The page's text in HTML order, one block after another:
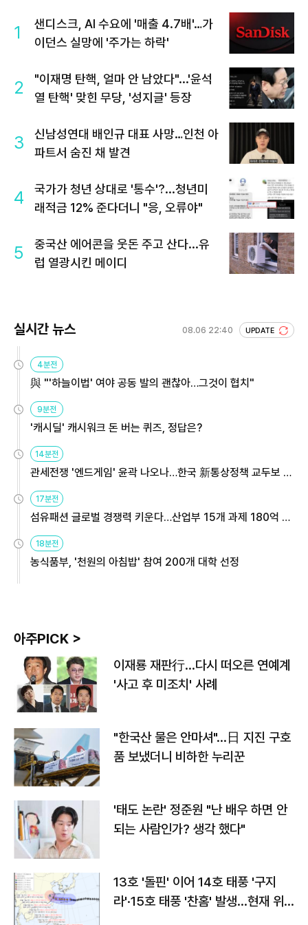
1
샌디스크, AI 수요에 '매출 4.7배'…가
이던스 실망에 '주가는 하락'
2
"이재명 탄핵, 얼마 안 남았다"...'윤석
열 탄핵' 맞힌 무당, '성지글' 등장
3
신남성연대 배인규 대표 사망…인천 아
파트서 숨진 채 발견
4
국가가 청년 상대로 '통수'?...청년미
래적금 12% 준다더니 "응, 오류야"
5
중국산 에어콘을 웃돈 주고 산다...유
럽 열광시킨 메이디
실시간 뉴스 08.06 22:40 UPDATE
4분전
與 "'하늘이법' 여야 공동 발의 괜찮아…그것이 협치"
9분전
'캐시딜' 캐시워크 돈 버는 퀴즈, 정답은?
14분전
관세전쟁 '엔드게임' 윤곽 나오나…한국 新통상정책 교두보 활
용해야
17분전
섬유패션 글로벌 경쟁력 키운다…산업부 15개 과제 180억 지
원
18분전
농식품부, '천원의 아침밥' 참여 200개 대학 선정
아주PICK >
이재룡 재판行…다시 떠오른 연예계
'사고 후 미조치' 사례
"한국산 물은 안마셔"…日 지진 구호
품 보냈더니 비하한 누리꾼
'태도 논란' 정준원 "난 배우 하면 안
되는 사람인가? 생각 했다"
13호 '돌핀' 이어 14호 태풍 '구지
라'·15호 태풍 '찬홈' 발생…현재 위